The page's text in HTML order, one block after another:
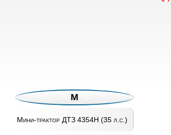
М
Мини-трактор ДТЗ 4354H (35 л.с.)